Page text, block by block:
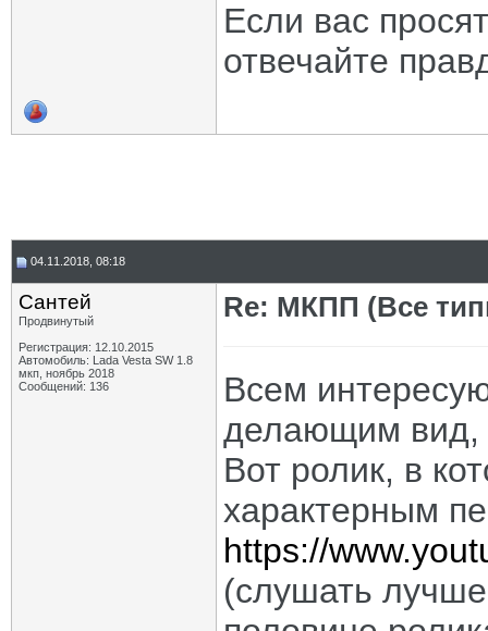
Если вас
отвечайте
04.11.2018, 08:18
Сантей
Продвинутый
Регистрация: 12.10.2015
Автомобиль: Lada Vesta SW 1.8
мкп, ноябрь 2018
Сообщений: 136
Re: МКПП (Все
Всем
делающим вид,
Вот ролик, в
характерным
https://
(слушать